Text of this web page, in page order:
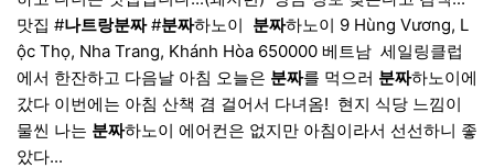
맛집 #나트랑분짜#분짜하노이 ​ 분짜하노이 9 Hùng Vương, L
ộc Thọ, Nha Trang, Khánh Hòa 650000 베트남 ​ 세일링클럽
에서 한잔하고 다음날 아침 오늘은 분짜를 먹으러 분짜하노이에
갔다 이번에는 아침 산책 겸 걸어서 다녀옴! ​ 현지 식당 느낌이
물씬 나는 분짜하노이 에어컨은 없지만 아침이라서 선선하니 좋
았다...